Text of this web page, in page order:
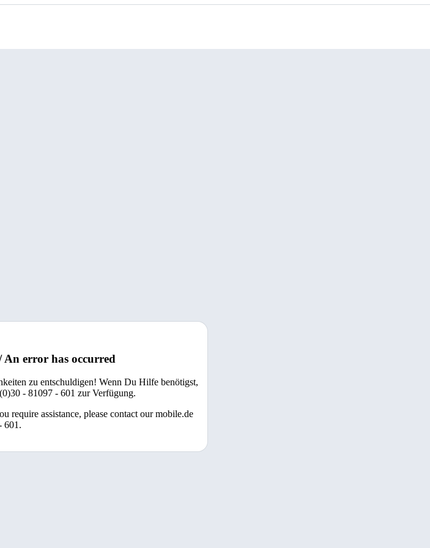
An error has occurred
zu entschuldigen! Wenn Du Hilfe benötigst,
- 81097 - 601 zur Verfügung.
require assistance, please contact our mobile.de
601.